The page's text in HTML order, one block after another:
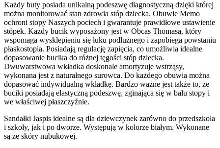
Każdy buty posiada unikalną podeszwę diagnostyczną dzięki której
można monitorować stan zdrowia stóp dziecka. Obuwie Memo
ochroni stopy Naszych pociech i gwarantuje prawidłowe ustawienie
stópek. Każdy bucik wyposażony jest w Obcas Thomasa, który
wspomaga wysklepieniu się łuku podłużnego i zapobiega powstaniu
płaskostopia. Posiadają regulację zapięcia, co umożliwia idealne
dopasowanie bucika do różnej tęgości stóp dziecka.
Dwuwarstwowa wkładka doskonale amortyzuje wstrząsy,
wykonana jest z naturalnego surowca. Do każdego obuwia można
dopasować indywidualną wkładkę. Bardzo ważne jest także to, że
buciki posiadają elastyczną podeszwę, zginająca się w balu stopy i
we właściwej płaszczyźnie.
Sandałki Jaspis idealne są dla dziewczynek zarówno do przedszkola
i szkoły, jak i po dworze. Występują w kolorze białym. Wykonane
są ze skóry nubukowej.